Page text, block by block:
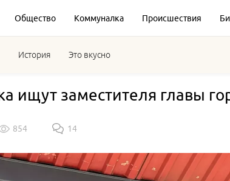
Общество Коммуналка Происшествия
История Это вкусно
ищут заместителя главы
854 14